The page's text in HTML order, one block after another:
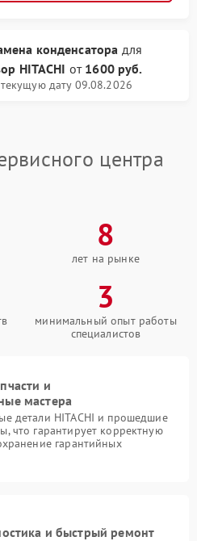
конденсатора для
HITACHI от 1600 руб.
дату 09.08.2026
центра
8
лет на рынке
3
минимальный опыт работы
специалистов
и
мастера
детали HITACHI и прошедшие
что гарантирует корректную
гарантийных
и быстрый ремонт